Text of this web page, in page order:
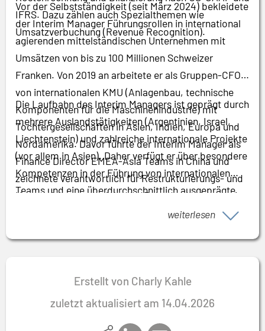
IFRS. Dazu zählen auch Spezialthemen wie
Umsatzverbuchung (Revenue Recognition).
Vor der Selbstständigkeit (seit März 2024) bekleidete
der Interim Manager Führungsrollen in international
agierenden mittelständischen Unternehmen mit
Umsätzen von bis zu 100 Millionen Schweizer
Franken. Von 2019 an arbeitete er als Gruppen-CFO
von internationalen KMU (Anlagenbau, technische
Komponenten für die Maschinenindustrie) mit
Tochtergesellschaften in Asien, Indien, Europa und
Nordamerika. Davor führte der Interim Manager als
Finance Director EMEA-Asia Teams in China und
zeichnete verantwortlich für Restrukturierungs- und
Harmonisierungsprojekte im Rahmen der Integration
Die Laufbahn des Interim Managers ist geprägt durch
mehrere Auslandstätigkeiten (Argentinien, Israel,
Liechtenstein) und zahlreiche internationale Projekte
(vor allem in Asien). Daher verfügt er über besondere
Kompetenzen in der Führung von internationalen
Teams und eine überdurchschnittlich ausgeprägte
(Deutsch, Englisch, Französisch, Spanisch) ist ein
weiteres Plus, mit dem er interne und externe
Kulturen zu überzeugen weiss.
weiterlesen
Erstellt von Charly Kahle
zuletzt aktualisiert am 14.04.2026